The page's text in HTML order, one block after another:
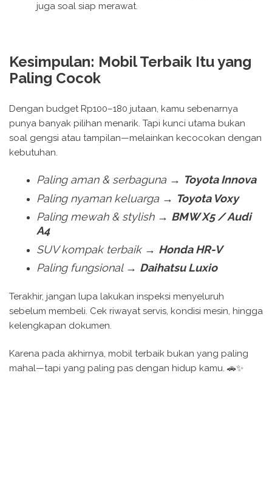
juga soal siap merawat.
Kesimpulan: Mobil Terbaik Itu yang
Paling Cocok
Dengan budget Rp100–180 jutaan, kamu sebenarnya
punya banyak pilihan menarik. Tapi kunci utama bukan
soal gengsi atau tampilan—melainkan kecocokan dengan
kebutuhan.
Paling aman & serbaguna → Toyota Innova
Paling nyaman keluarga → Toyota Voxy
Paling mewah & stylish → BMW X5 / Audi
A4
SUV kompak terbaik → Honda HR-V
Paling fungsional → Daihatsu Luxio
Terakhir, jangan lupa lakukan inspeksi menyeluruh
sebelum membeli. Cek riwayat servis, kondisi mesin, hingga
kelengkapan dokumen.
Karena pada akhirnya, mobil terbaik bukan yang paling
mahal—tapi yang paling pas dengan hidup kamu. 🚗✨